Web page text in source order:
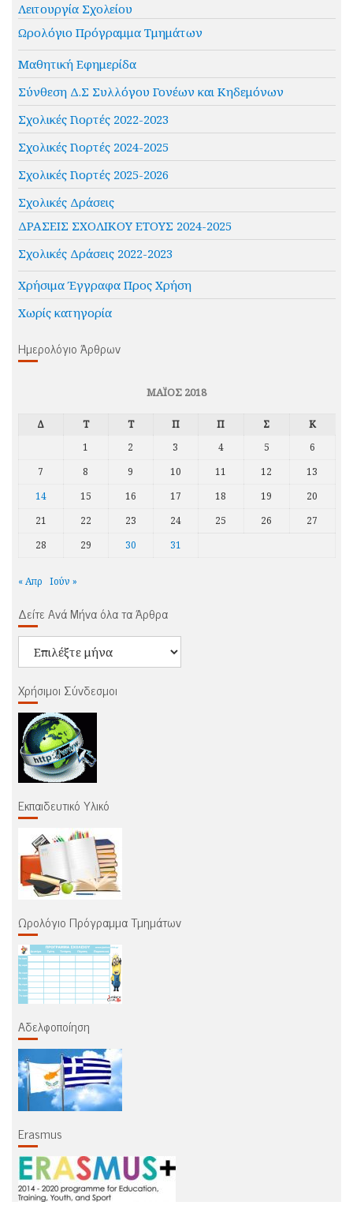
Λειτουργία Σχολείου
Ωρολόγιο Πρόγραμμα Τμημάτων
Μαθητική Εφημερίδα
Σύνθεση Δ.Σ Συλλόγου Γονέων και Κηδεμόνων
Σχολικές Γιορτές 2022-2023
Σχολικές Γιορτές 2024-2025
Σχολικές Γιορτές 2025-2026
Σχολικές Δράσεις
ΔΡΑΣΕΙΣ ΣΧΟΛΙΚΟΥ ΕΤΟΥΣ 2024-2025
Σχολικές Δράσεις 2022-2023
Χρήσιμα Έγγραφα Προς Χρήση
Χωρίς κατηγορία
Ημερολόγιο Άρθρων
ΜΆΙΟΣ 2018
Δ Τ Τ Π Π Σ
Κ
1
2 3 4 5
6
7
8 9 10 11 12
13
14
15 16 17 18 19
20
21
22 23 24 25 26
27
28
29 30 31
« Απρ Ιούν »
Δείτε Ανά Μήνα όλα τα Άρθρα
όλα
Άρθρα
Χρήσιμοι Σύνδεσμοι
Εκπαιδευτικό Υλικό
Ωρολόγιο Πρόγραμμα Τμημάτων
Αδελφοποίηση
Erasmus